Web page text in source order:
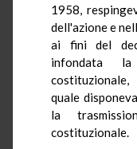
1958,
dell'azione e
ai fini del
infondata
quale
la
costituzionale.